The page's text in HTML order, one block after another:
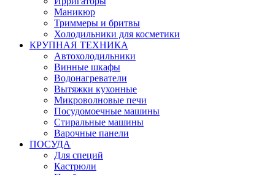
Маникюр
Триммеры и бритвы
Холодильники для косметики
КРУПНАЯ ТЕХНИКА
Автохолодильники
Винные шкафы
Водонагреватели
Вытяжки кухонные
Микроволновые печи
Посудомоечные машины
Стиральные машины
Варочные панели
ПОСУДА
Для специй
Кастрюли